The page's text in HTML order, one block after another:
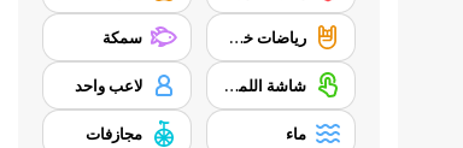
رياضات خطرة سمكة
شاشة اللمس لاعب واحد
ماء مجازفات